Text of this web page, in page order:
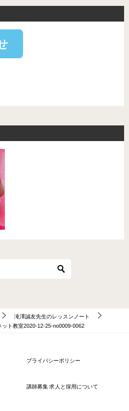
滝澤誠友先生のレッスンノート
ト教室2020-12-25-no0009-0062
プライバシーポリシー
講師募集 求人と採用について